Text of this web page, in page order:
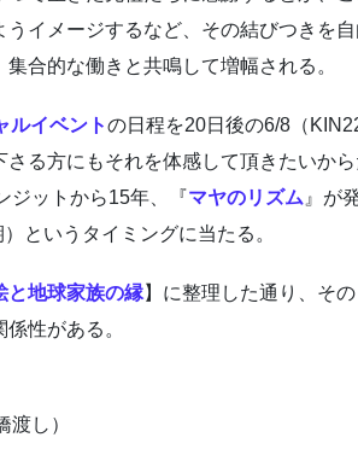
イメージするなど、その結びつきを
合的な働きと共鳴して増幅される。
ルイベントの日程を20日後の6/8（
る方にもそれを体感して頂きたいから
ジットから15年、『マヤのリズム 』が
というタイミングに当たる。
と地球家族の縁】に整理した通り、そ
性がある。
し）